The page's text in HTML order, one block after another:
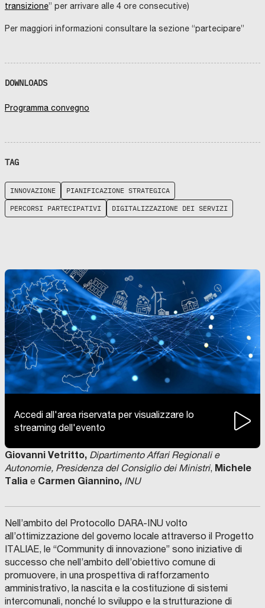
transizione” per arrivare alle 4 ore consecutive)
Per maggiori informazioni consultare la sezione “partecipare”
DOWNLOADS
Programma convegno
TAG
INNOVAZIONE
PIANIFICAZIONE STRATEGICA
PERCORSI PARTECIPATIVI
DIGITALIZZAZIONE DEI SERVIZI
Accedi all'area riservata per visualizzare lo
streaming dell'evento
Giovanni Vetritto, Dipartimento Affari Regionali e
Autonomie, Presidenza del Consiglio dei Ministri, Michele
Talia e Carmen Giannino, INU
Nell’ambito del Protocollo DARA-INU volto
all’ottimizzazione del governo locale attraverso il Progetto
ITALIAE, le “Community di innovazione” sono iniziative di
successo che nell’ambito dell’obiettivo comune di
promuovere, in una prospettiva di rafforzamento
amministrativo, la nascita e la costituzione di sistemi
intercomunali, nonché lo sviluppo e la strutturazione di